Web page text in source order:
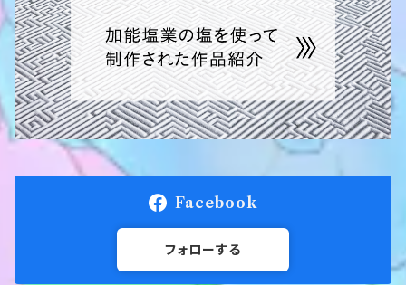
つけもの塩 2ｋｇ
Facebook
フォローする